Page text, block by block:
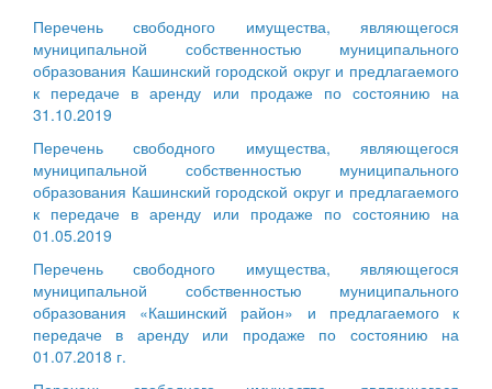
Перечень свободного имущества, являющегося
муниципальной собственностью муниципального
образования Кашинский городской округ и предлагаемого
к передаче в аренду или продаже по состоянию на
31.10.2019
Перечень свободного имущества, являющегося
муниципальной собственностью муниципального
образования Кашинский городской округ и предлагаемого
к передаче в аренду или продаже по состоянию на
01.05.2019
Перечень свободного имущества, являющегося
муниципальной собственностью муниципального
образования «Кашинский район» и предлагаемого к
передаче в аренду или продаже по состоянию на
01.07.2018 г.